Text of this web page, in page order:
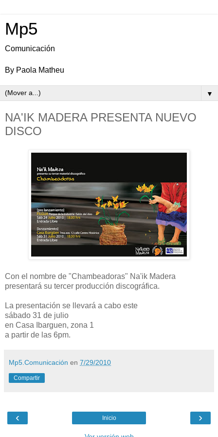
Mp5
Comunicación
By Paola Matheu
▼
NA'IK MADERA PRESENTA NUEVO
DISCO
Con el nombre de "Chambeadoras" Na'ik Madera
presentará su tercer producción discográfica.
La presentación se llevará a cabo este
sábado 31 de julio
en Casa Ibarguen, zona 1
a partir de las 6pm.
Mp5.Comunicación en 7/29/2010
Compartir
‹ ›
Inicio